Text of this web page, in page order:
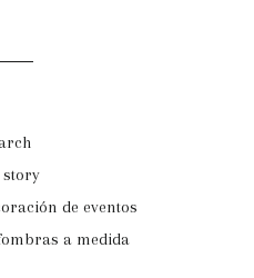
de eventos
a medida